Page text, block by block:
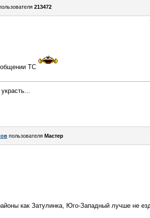
213472
ТС
пользователя Мастер
как Затулинка, Юго-Западный лучше не